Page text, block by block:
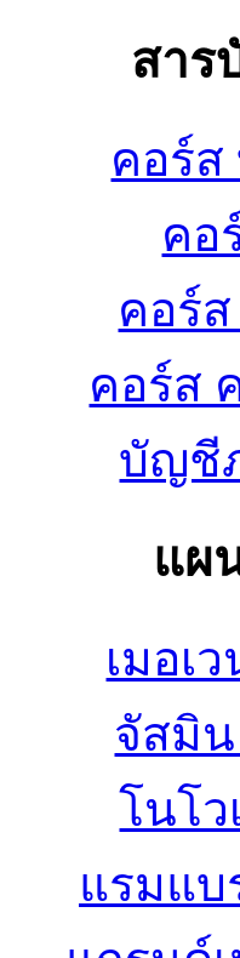
สาร
คอร์
คอ
คอร์
คอร์ส
บัญชี
แผ
เมอเ
จัสมิ
โนโ
แรมแบ